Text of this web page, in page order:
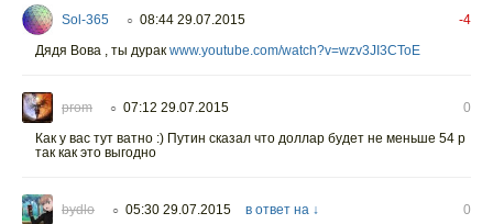
Sol-365 ○ 08:44 29.07.2015
-4
Дядя Вова , ты дурак www.youtube.com/watch?v=wzv3JI3CToE
prom ○ 07:12 29.07.2015
0
Как у вас тут ватно :) Путин сказал что доллар будет не меньше 54 р
так как это выгодно
bydlo ○ 05:30 29.07.2015 в ответ на ↓
0